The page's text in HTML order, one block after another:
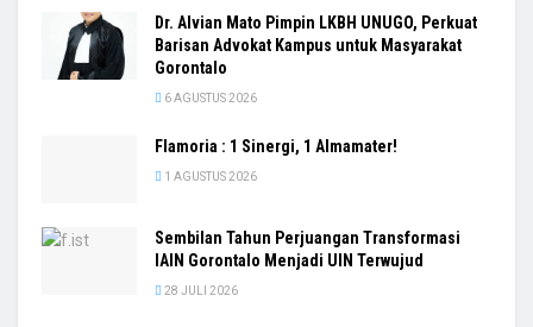
Dr. Alvian Mato Pimpin LKBH UNUGO, Perkuat
Barisan Advokat Kampus untuk Masyarakat
Gorontalo
6 AGUSTUS 2026
Flamoria : 1 Sinergi, 1 Almamater!
1 AGUSTUS 2026
Sembilan Tahun Perjuangan Transformasi
IAIN Gorontalo Menjadi UIN Terwujud
28 JULI 2026